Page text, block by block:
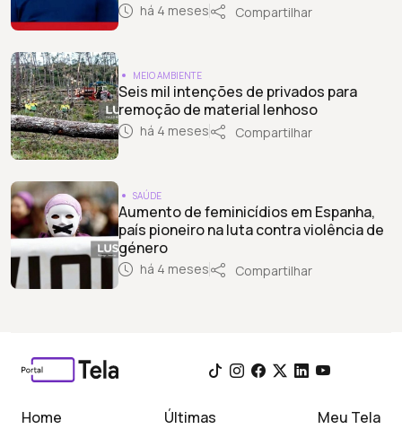
há 4 meses Compartilhar
MEIO AMBIENTE
Seis mil intenções de privados para
remoção de material lenhoso
há 4 meses Compartilhar
SAÚDE
Aumento de feminicídios em Espanha,
país pioneiro na luta contra violência de
género
há 4 meses Compartilhar
Home Últimas Meu Tela